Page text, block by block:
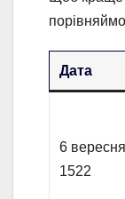
Дата
6 вересня
1522